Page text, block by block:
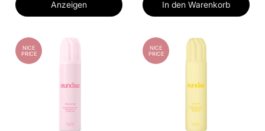
Anzeigen In den Warenkorb
NICE
PRICE
NICE
PRICE